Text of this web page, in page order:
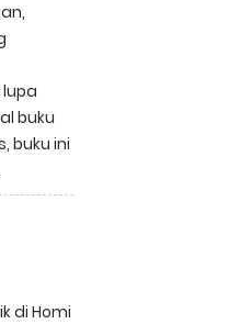
lupa
buku
buku ini
di Homi